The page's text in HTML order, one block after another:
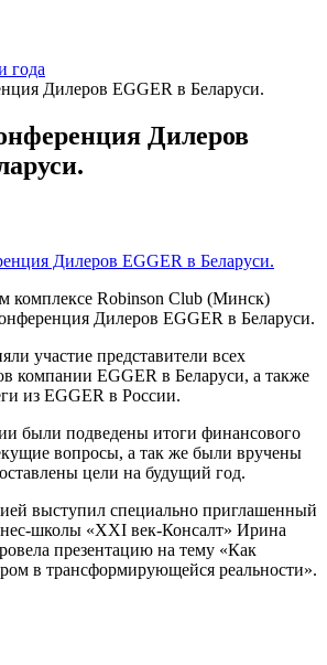
года
Дилеров EGGER в Беларуси.
Дилеров
комплексе Robinson Club (Минск)
Дилеров EGGER в Беларуси.
участие представители всех
компании EGGER в Беларуси, а также
из EGGER в России.
были подведены итоги финансового
вопросы, а так же были вручены
цели на будущий год.
выступил специально приглашенный
школы «XXI век-Консалт» Ирина
презентацию на тему «Как
в трансформирующейся реальности».